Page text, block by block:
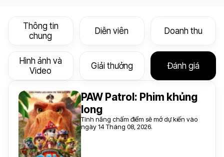
Thông tin
chung
Diễn viên Doanh thu
Hình ảnh và
Video
Giải thưởng Đánh giá
PAW Patrol: Phim khủng
long
Tính năng chấm điểm sẽ mở dự kiến vào
ngày 14 Tháng 08, 2026.